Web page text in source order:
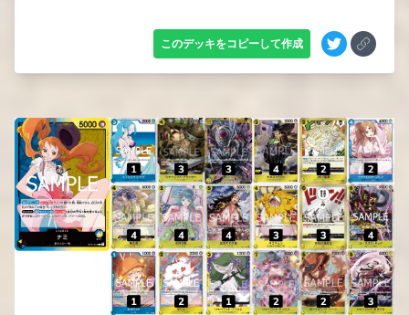
このデッキをコピーして作成